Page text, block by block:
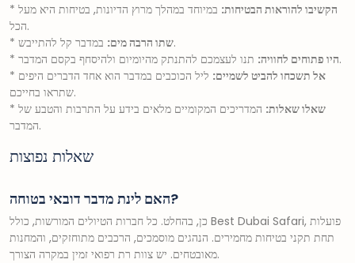
* הקשיבו להוראות הבטיחות: במיוחד במהלך מרוץ הדיונות, בטיחות היא מעל
הכל.
*
שתו הרבה מים:במדבר קל להתייבש.
*
היו פתוחים לחוויה:תנו לעצמכם להתנתק מהיומיום ולהיסחף בקסם המדבר.
*
אל תשכחו להביט לשמיים: ליל הכוכבים במדבר הוא אחד הדברים היפים
שתראו בחייכם.
*
שאלו שאלות: המדריכים המקומיים מלאים בידע על התרבות והטבע של
המדבר.
שאלות נפוצות
האם לינת מדבר דובאי בטוחה?
כן, בהחלט. כל חברות הטיולים המורשות, כולל Best Dubai Safari, פועלות
תחת תקני בטיחות מחמירים. הנהגים מוסמכים, הרכבים מתוחזקים, והמחנות
מאובטחים. יש צוות רת רפואי זמין במקרה הצורך.